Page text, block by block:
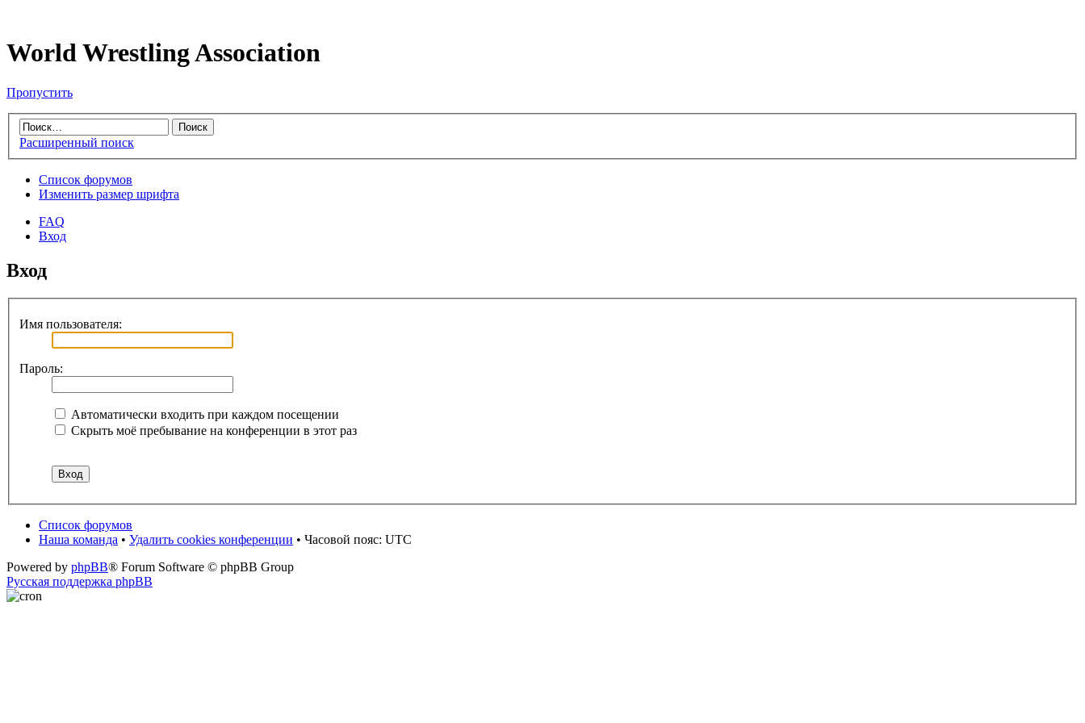
World Wrestling Association
Пропустить
Расширенный поиск
Список форумов
Изменить размер шрифта
FAQ
Вход
Вход
Имя пользователя:
Пароль:
Автоматически входить при каждом посещении
Скрыть моё пребывание на конференции в этот раз
Список форумов
Наша команда • Удалить cookies конференции • Часовой пояс: UTC
Powered by phpBB® Forum Software © phpBB Group
Русская поддержка phpBB